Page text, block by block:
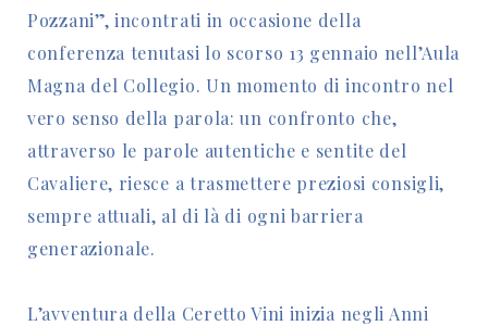
Pozzani”, incontrati in occasione della
conferenza tenutasi lo scorso 13 gennaio nell’Aula
Magna del Collegio. Un momento di incontro nel
vero senso della parola: un confronto che,
attraverso le parole autentiche e sentite del
Cavaliere, riesce a trasmettere preziosi consigli,
sempre attuali, al di là di ogni barriera
generazionale.
L’avventura della Ceretto Vini inizia negli Anni